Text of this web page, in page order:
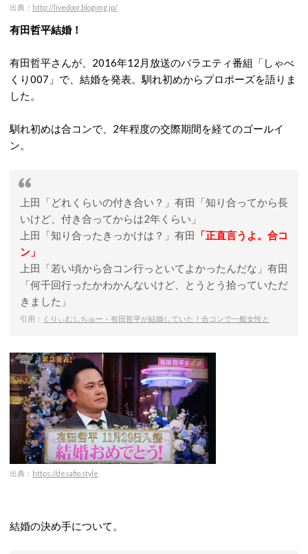
出典： http://livedoor.blogimg.jp/
有田哲平結婚！
有田哲平さんが、2016年12月放送のバラエティ番組「しゃべ
くり007」で、結婚を発表。馴れ初めからプロポーズを語りま
した。
馴れ初めは合コンで、2年程度の交際期間を経てのゴールイ
ン。
上田「どれくらいの付き合い？」有田「知り合ってから長
いけど、付き合ってからは2年くらい」
上田「知り合ったきっかけは？」有田
「正直言うよ。合コ
ン」
上田「若い頃から合コン行っといてよかったんだな」有田
「何千回行ったかわかんないけど、とうとう拾っていただ
きました」
引用： くりぃむしちゅー・有田哲平が結婚していた！合コンで一般女性と
出典： https://desafio.style
結婚の決め手について。